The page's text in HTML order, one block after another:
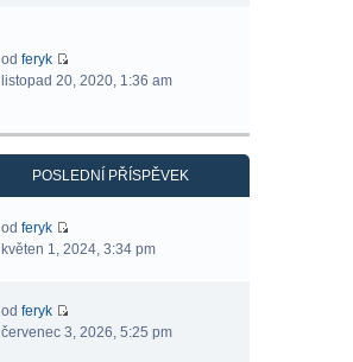
odferyk
listopad 20, 2020, 1:36 am
POSLEDNÍ PŘÍSPĚVEK
odferyk
květen 1, 2024, 3:34 pm
odferyk
červenec 3, 2026, 5:25 pm